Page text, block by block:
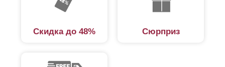
Скидка до 48% Сюрприз